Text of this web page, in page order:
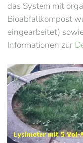
das System mit
Bioabfallkompost
eingearbeitet)
Informationen zur